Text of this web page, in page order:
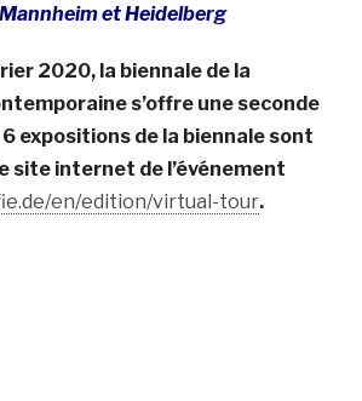
et Heidelberg
2020, la biennale de la
s’offre une seconde
expositions de la biennale sont
site internet de l’événement
en/edition/virtual-tour.